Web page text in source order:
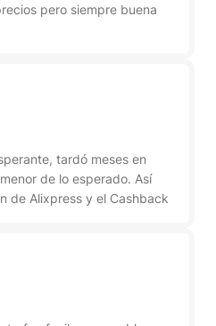
pero siempre buena
tardó meses en
de lo esperado. Así
de Alixpress y el Cashback